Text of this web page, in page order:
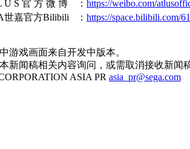
U S 官 方 微 博
： https://weibo.com/
世嘉官方Bilibili
： https://space.bilibili.com/
游戏画面来自开发中版本。
新闻稿相关内容询问，或需取消接收新闻
ASIA PR asia_pr@sega.com